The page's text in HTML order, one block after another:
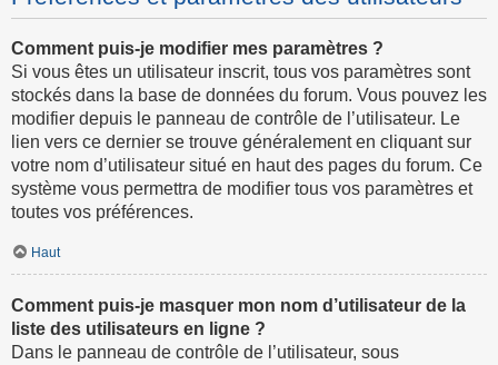
Comment puis-je modifier mes paramètres ?
Si vous êtes un utilisateur inscrit, tous vos paramètres sont
stockés dans la base de données du forum. Vous pouvez les
modifier depuis le panneau de contrôle de l’utilisateur. Le
lien vers ce dernier se trouve généralement en cliquant sur
votre nom d’utilisateur situé en haut des pages du forum. Ce
système vous permettra de modifier tous vos paramètres et
toutes vos préférences.
Haut
Comment puis-je masquer mon nom d’utilisateur de la
liste des utilisateurs en ligne ?
Dans le panneau de contrôle de l’utilisateur, sous